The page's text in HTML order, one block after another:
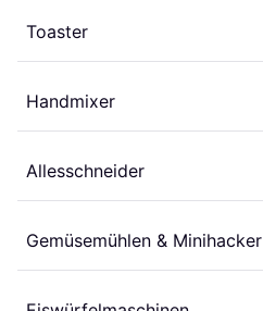
Toaster
Handmixer
Allesschneider
Gemüsemühlen & Minihacker